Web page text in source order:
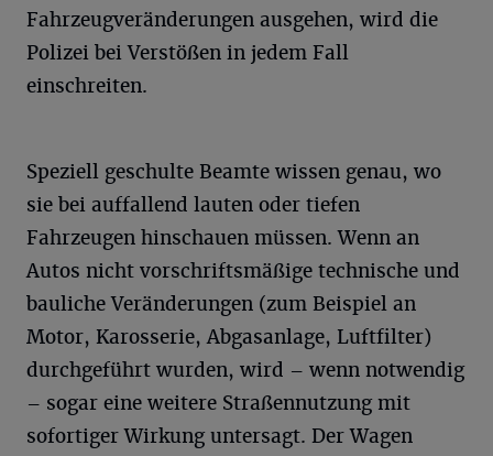
Fahrzeugveränderungen ausgehen, wird die
Polizei bei Verstößen in jedem Fall
einschreiten.
Speziell geschulte Beamte wissen genau, wo
sie bei auffallend lauten oder tiefen
Fahrzeugen hinschauen müssen. Wenn an
Autos nicht vorschriftsmäßige technische und
bauliche Veränderungen (zum Beispiel an
Motor, Karosserie, Abgasanlage, Luftfilter)
durchgeführt wurden, wird – wenn notwendig
– sogar eine weitere Straßennutzung mit
sofortiger Wirkung untersagt. Der Wagen